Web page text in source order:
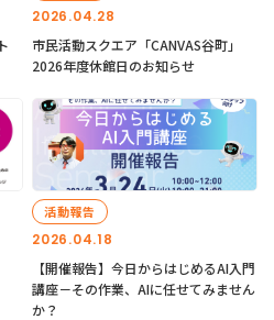
2026.04.28
市民活動スクエア「CANVAS谷町」
2026年度休館日のお知らせ
2026.04.18
活動報告
【開催報告】今日からはじめるAI入門
講座－その作業、AIに任せてみません
か？